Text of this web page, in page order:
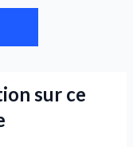
sur ce